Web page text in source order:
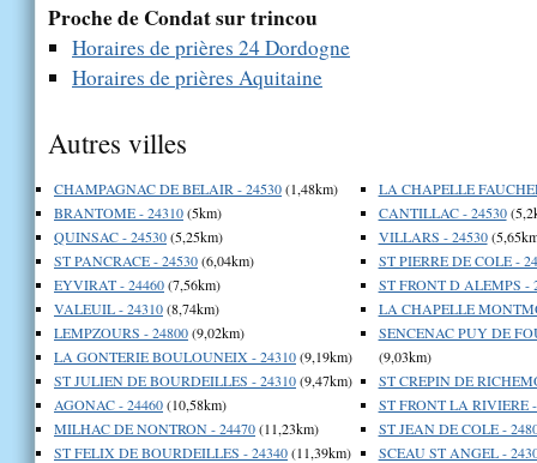
Proche de Condat sur trincou
Horaires de prières 24 Dordogne
Horaires de prières Aquitaine
Autres villes
CHAMPAGNAC DE BELAIR - 24530(1,48km)
BRANTOME - 24310(5km)
QUINSAC - 24530(5,25km)
ST PANCRACE - 24530(6,04km)
EYVIRAT - 24460(7,56km)
VALEUIL - 24310(8,74km)
LEMPZOURS - 24800(9,02km)
LA GONTERIE BOULOUNEIX - 24310(9,19km)
ST JULIEN DE BOURDEILLES - 24310(9,47km)
AGONAC - 24460(10,58km)
MILHAC DE NONTRON - 24470(11,23km)
ST FELIX DE BOURDEILLES - 24340(11,39km)
LA CHAPELLE
CANTILLAC - 24530
VILLARS - 24530
ST PIERRE DE COLE -
ST FRONT D ALEMPS -
LA CHAPELLE
SENCENAC PUY DE
(9,03km)
ST CREPIN DE
ST FRONT LA RIVIERE
ST JEAN DE COLE -
SCEAU ST ANGEL -